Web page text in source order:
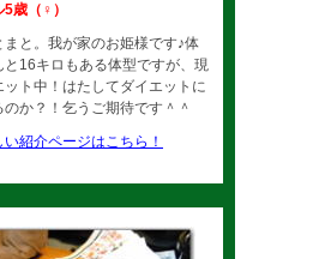
歳（♀）
まと。我が家のお姫様です♪体
と16キロもある体型ですが、現
ット中！はたしてダイエットに
のか？！乞うご期待です＾＾
い紹介ページはこちら！